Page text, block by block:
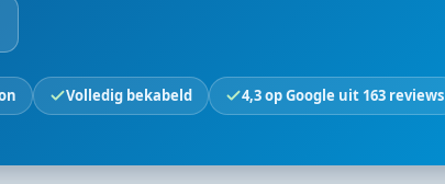
Volledig bekabeld 4,3 op Google uit 163 reviews